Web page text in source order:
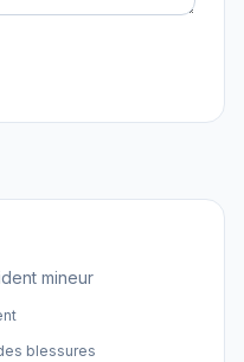
mineur
blessures